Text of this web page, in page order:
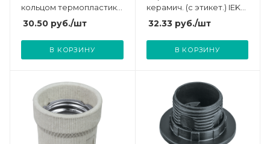
кольцом термопластик
Navigator 71602
30.50 руб./шт
В КОРЗИНУ
керамич. (с этикет.) IEK
EPC10-04-01-K01
32.33руб./шт
В КОРЗИНУ